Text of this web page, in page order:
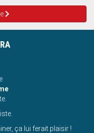
ça lui ferait plaisir !